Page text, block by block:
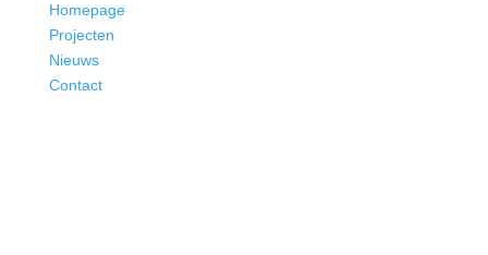
Homepage
Projecten
Nieuws
Contact